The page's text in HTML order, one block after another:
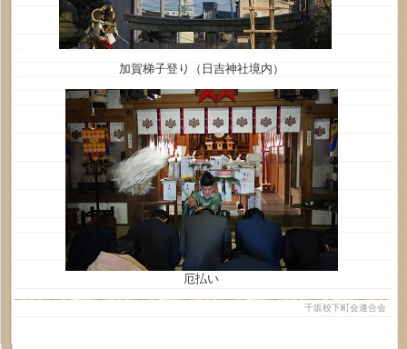
加賀梯子登り（日吉神社境内）
厄払い
千坂校下町会連合会